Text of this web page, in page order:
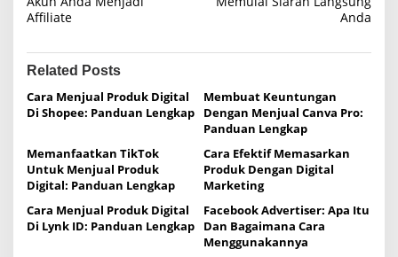
s
n
a
v
g
a
t
i
Affiliate
Anda
Related Posts
Cara Menjual Produk Digital
Di Shopee: Panduan Lengkap
Membuat Keuntungan
Dengan Menjual Canva Pro:
Panduan Lengkap
Memanfaatkan TikTok
Untuk Menjual Produk
Digital: Panduan Lengkap
Cara Efektif Memasarkan
Produk Dengan Digital
Marketing
Cara Menjual Produk Digital
Di Lynk ID: Panduan Lengkap
Facebook Advertiser: Apa Itu
Dan Bagaimana Cara
Menggunakannya